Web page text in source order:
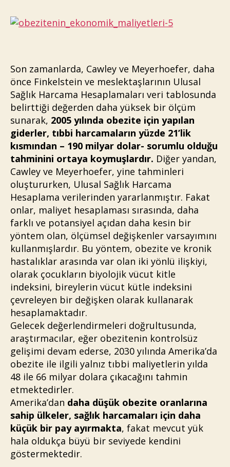
Son zamanlarda, Cawley ve Meyerhoefer, daha
önce Finkelstein ve meslektaşlarının Ulusal
Sağlık Harcama Hesaplamaları veri tablosunda
belirttiği değerden daha yüksek bir ölçüm
sunarak, 2005 yılında obezite için yapılan
giderler, tıbbi harcamaların yüzde 21’lik
kısmından – 190 milyar dolar- sorumlu olduğu
tahminini ortaya koymuşlardır. Diğer yandan,
Cawley ve Meyerhoefer, yine tahminleri
oluştururken, Ulusal Sağlık Harcama
Hesaplama verilerinden yararlanmıştır. Fakat
onlar, maliyet hesaplaması sırasında, daha
farklı ve potansiyel açıdan daha kesin bir
yöntem olan, ölçümsel değişkenler varsayımını
kullanmışlardır. Bu yöntem, obezite ve kronik
hastalıklar arasında var olan iki yönlü ilişkiyi,
olarak çocukların biyolojik vücut kitle
indeksini, bireylerin vücut kütle indeksini
çevreleyen bir değişken olarak kullanarak
hesaplamaktadır.
Gelecek değerlendirmeleri doğrultusunda,
araştırmacılar, eğer obezitenin kontrolsüz
gelişimi devam ederse, 2030 yılında Amerika’da
obezite ile ilgili yalnız tıbbi maliyetlerin yılda
48 ile 66 milyar dolara çıkacağını tahmin
etmektedirler.
Amerika’dan daha düşük obezite oranlarına
sahip ülkeler, sağlık harcamaları için daha
küçük bir pay ayırmakta, fakat mevcut yük
hala oldukça büyü bir seviyede kendini
göstermektedir.